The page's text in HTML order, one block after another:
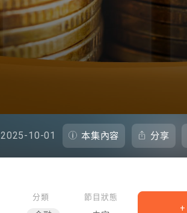
2025-10-01 本集內容 分享
分類 節目狀態